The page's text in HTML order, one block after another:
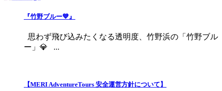
『竹野ブルー💙』
思わず飛び込みたくなる透明度、竹野浜の「竹野ブル
ー」💎 ...
【MERI AdventureTours 安全運営方針について】